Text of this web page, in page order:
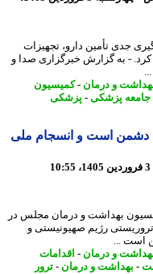
تأمین دارو، تجهیزات
به گزارش خبرگزاری صدا و
و درمان -کمیسیون
پزشکی-پزشکی
است و انسجام ملی
بهداشت و درمان مجلس در
رژیم صهیونیستی و
...
و درمان -اقدامات
بهداشت و درمان -ترور